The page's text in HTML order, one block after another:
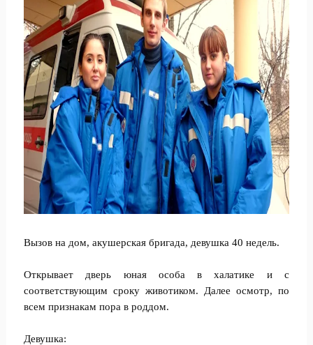
Вызов на дом, акушерская бригада, девушка 40 недель.
Открывает дверь юная особа в халатике и с
соответствующим сроку животиком. Далее осмотр, по
всем признакам пора в роддом.
Девушка: